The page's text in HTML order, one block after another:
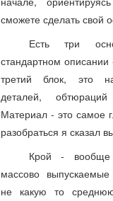
сможете сделать свой
Есть три
стандартном
третий блок, это
деталей,
Материал - это самое
разобраться я сказал
Крой -
массово
не какую то